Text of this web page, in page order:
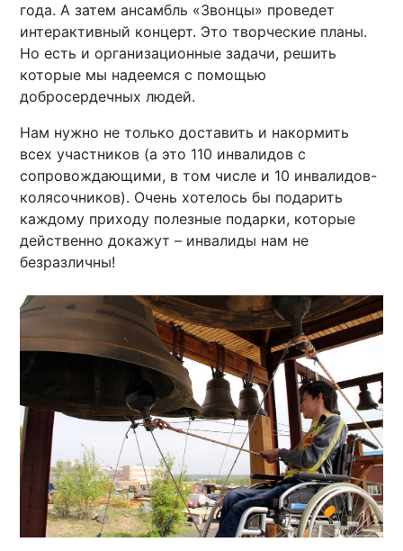
года. А затем ансамбль «Звонцы» проведет
интерактивный концерт. Это творческие планы.
Но есть и организационные задачи, решить
которые мы надеемся с помощью
добросердечных людей.
Нам нужно не только доставить и накормить
всех участников (а это 110 инвалидов с
сопровождающими, в том числе и 10 инвалидов-
колясочников). Очень хотелось бы подарить
каждому приходу полезные подарки, которые
действенно докажут – инвалиды нам не
безразличны!